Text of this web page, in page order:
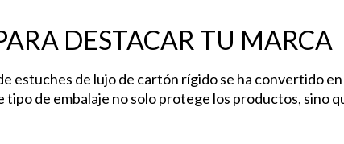
DESTACAR TU MARCA
estuches de lujo de cartón rígido se ha convertido
de embalaje no solo protege los productos, sino